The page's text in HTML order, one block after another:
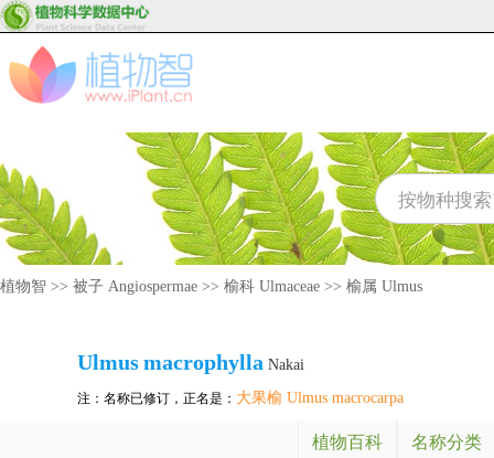
植物智 >> 被子 Angiospermae >> 榆科 Ulmaceae >> 榆属 Ulmus
Ulmusmacrophylla Nakai
注：名称已修订，正名是： 大果榆 Ulmus macrocarpa
植物百科 名称分类